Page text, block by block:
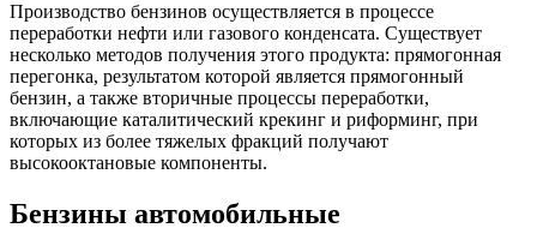
Производство бензинов осуществляется в процессе
переработки нефти или газового конденсата. Существует
несколько методов получения этого продукта: прямогонная
перегонка, результатом которой является прямогонный
бензин, а также вторичные процессы переработки,
включающие каталитический крекинг и риформинг, при
которых из более тяжелых фракций получают
высокооктановые компоненты.
Бензины автомобильные